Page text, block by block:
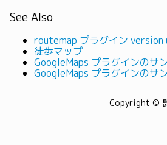
See Also
routemap プラグイン version
徒歩マップ
GoogleMaps プラグインのサ
GoogleMaps プラグインのサ
Copyright ©